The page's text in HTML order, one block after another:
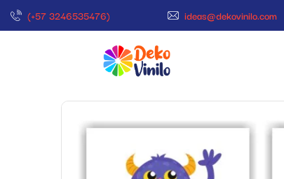
(+57 3246535476) ideas@dekovinilo.com